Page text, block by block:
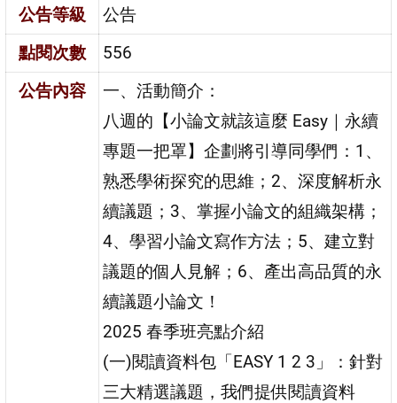
公告等級
公告
點閱次數
556
公告內容
一、活動簡介：
八週的【小論文就該這麼 Easy｜永續
專題一把罩】企劃將引導同學們：1、
熟悉學術探究的思維；2、深度解析永
續議題；3、掌握小論文的組織架構；
4、學習小論文寫作方法；5、建立對
議題的個人見解；6、產出高品質的永
續議題小論文！
2025 春季班亮點介紹
(一)閱讀資料包「EASY 1 2 3」：針對
三大精選議題，我們提供閱讀資料